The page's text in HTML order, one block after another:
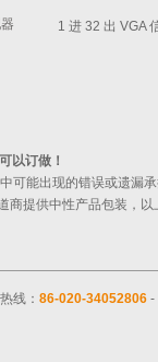
1 进 32 出 VGA
以订做！
可能出现的错误或遗漏
商提供中性产品包装，
线： 86-020-34052806 -